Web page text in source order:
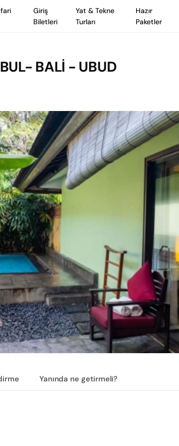
Giriş
Biletleri
Yat & Tekne
Turları
Hazır
Paketler
BALİ - UBUD
Yanında ne getirmeli?